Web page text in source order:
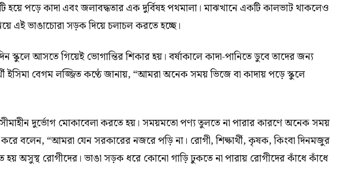
এটি হয়ে পড়ে কাদা এবং জলাবদ্ধতার এক দুর্বিষহ পথমালা। মাঝখানে একটি কালভাট থাকলেও
এই ভাঙাচোরা সড়ক দিয়ে চলাচল করতে হচ্ছে।
দিন স্কুলে আসতে গিয়েই ভোগান্তির শিকার হয়। বর্ষাকালে কাদা-পানিতে ডুবে তাদের জন্য
ইসিমা বেগম লজ্জিত কণ্ঠে জানায়, “আমরা অনেক সময় ভিজে বা কাদায় পড়ে স্কুলে
দুর্ভোগ মোকাবেলা করতে হয়। সময়মতো পণ্য তুলতে না পারার কারণে অনেক সময়
বলেন, “আমরা যেন সরকারের নজরে পড়ি না। রোগী, শিক্ষার্থী, কৃষক, কিংবা দিনমজুর
হয় অসুস্থ রোগীদের। ভাঙা সড়ক ধরে কোনো গাড়ি ঢুকতে না পারায় রোগীদের কাঁধে কাঁধে